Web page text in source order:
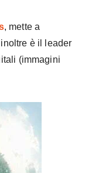
, mette a
è il leader
(immagini